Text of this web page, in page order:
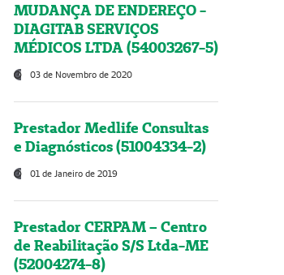
MUDANÇA DE ENDEREÇO -
DIAGITAB SERVIÇOS
MÉDICOS LTDA (54003267-5)
03 de Novembro de 2020
Prestador Medlife Consultas
e Diagnósticos (51004334-2)
01 de Janeiro de 2019
Prestador CERPAM – Centro
de Reabilitação S/S Ltda-ME
(52004274-8)